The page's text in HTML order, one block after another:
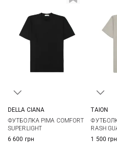
56
58
DELLA CIANA
ФУТБОЛКА PIMA COMFORT
SUPERLIGHT
6 600 грн
TAION
RASH
1 500 грн